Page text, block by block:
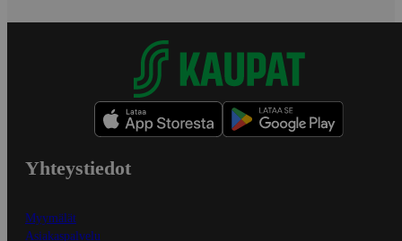
Yhteystiedot
Myymälät
Asiakaspalvelu